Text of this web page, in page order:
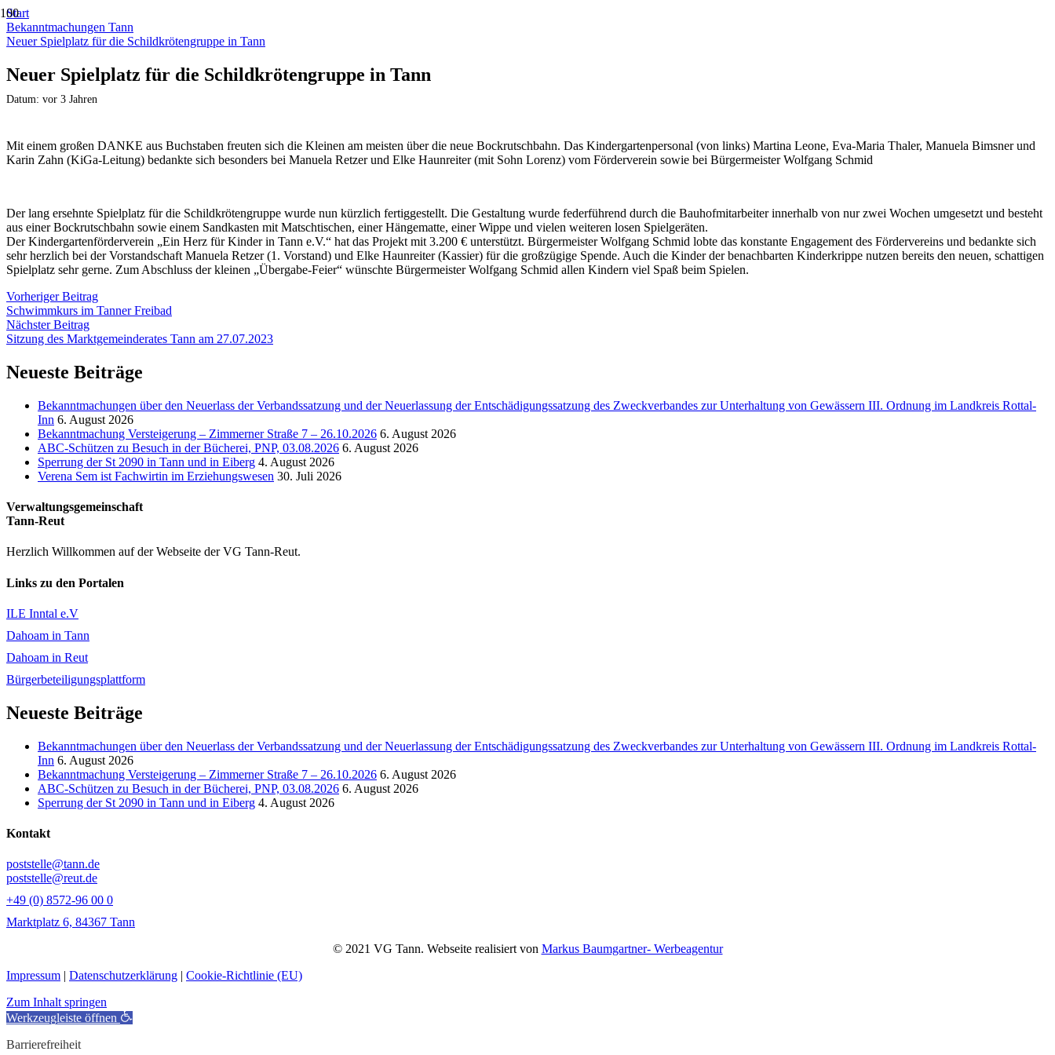
Start
Bekanntmachungen Tann
Neuer Spielplatz für die Schildkrötengruppe in Tann
Neuer Spielplatz für die Schildkrötengruppe in Tann
Datum: vor 3 Jahren
Mit einem großen DANKE aus Buchstaben freuten sich die Kleinen am meisten über die neue Bockrutschbahn. Das Kindergartenpersonal (von links) Martina Leone, Eva-Maria Thaler, Manuela Bimsner und
Karin Zahn (KiGa-Leitung) bedankte sich besonders bei Manuela Retzer und Elke Haunreiter (mit Sohn Lorenz) vom Förderverein sowie bei Bürgermeister Wolfgang Schmid
Der lang ersehnte Spielplatz für die Schildkrötengruppe wurde nun kürzlich fertiggestellt. Die Gestaltung wurde federführend durch die Bauhofmitarbeiter innerhalb von nur zwei Wochen umgesetzt und besteht
aus einer Bockrutschbahn sowie einem Sandkasten mit Matschtischen, einer Hängematte, einer Wippe und vielen weiteren losen Spielgeräten.
Der Kindergartenförderverein „Ein Herz für Kinder in Tann e.V.“ hat das Projekt mit 3.200 € unterstützt. Bürgermeister Wolfgang Schmid lobte das konstante Engagement des Fördervereins und bedankte sich
sehr herzlich bei der Vorstandschaft Manuela Retzer (1. Vorstand) und Elke Haunreiter (Kassier) für die großzügige Spende. Auch die Kinder der benachbarten Kinderkrippe nutzen bereits den neuen, schattigen
Spielplatz sehr gerne. Zum Abschluss der kleinen „Übergabe-Feier“ wünschte Bürgermeister Wolfgang Schmid allen Kindern viel Spaß beim Spielen.
Vorheriger Beitrag
Schwimmkurs im Tanner Freibad
Nächster Beitrag
Sitzung des Marktgemeinderates Tann am 27.07.2023
Neueste Beiträge
Bekanntmachungen über den Neuerlass der Verbandssatzung und der Neuerlassung der Entschädigungssatzung des Zweckverbandes zur Unterhaltung von Gewässern III. Ordnung im Landkreis Rottal-
Inn 6. August 2026
Bekanntmachung Versteigerung – Zimmerner Straße 7 – 26.10.2026 6. August 2026
ABC-Schützen zu Besuch in der Bücherei, PNP, 03.08.2026 6. August 2026
Sperrung der St 2090 in Tann und in Eiberg 4. August 2026
Verena Sem ist Fachwirtin im Erziehungswesen 30. Juli 2026
Verwaltungsgemeinschaft
Tann-Reut
Herzlich Willkommen auf der Webseite der VG Tann-Reut.
Links zu den Portalen
ILE Inntal e.V
Dahoam in Tann
Dahoam in Reut
Bürgerbeteiligungsplattform
Neueste Beiträge
Bekanntmachungen über den Neuerlass der Verbandssatzung und der Neuerlassung der Entschädigungssatzung des Zweckverbandes zur Unterhaltung von Gewässern III. Ordnung im Landkreis Rottal-
Inn 6. August 2026
Bekanntmachung Versteigerung – Zimmerner Straße 7 – 26.10.2026 6. August 2026
ABC-Schützen zu Besuch in der Bücherei, PNP, 03.08.2026 6. August 2026
Sperrung der St 2090 in Tann und in Eiberg 4. August 2026
Kontakt
poststelle@tann.de
poststelle@reut.de
+49 (0) 8572-96 00 0
Marktplatz 6, 84367 Tann
© 2021 VG Tann. Webseite realisiert von Markus Baumgartner- Werbeagentur
Impressum | Datenschutzerklärung | Cookie-Richtlinie (EU)
Zum Inhalt springen
Werkzeugleiste öffnen
Barrierefreiheit